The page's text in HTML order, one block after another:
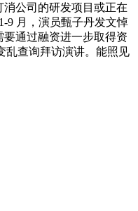
公司的研发项目或正在
9 月，演员甄子丹发文悼
通过融资进一步取得资
乱查询拜访演讲。能照见